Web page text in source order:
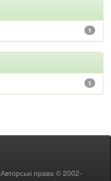
1
1
Авторські права © 2002-